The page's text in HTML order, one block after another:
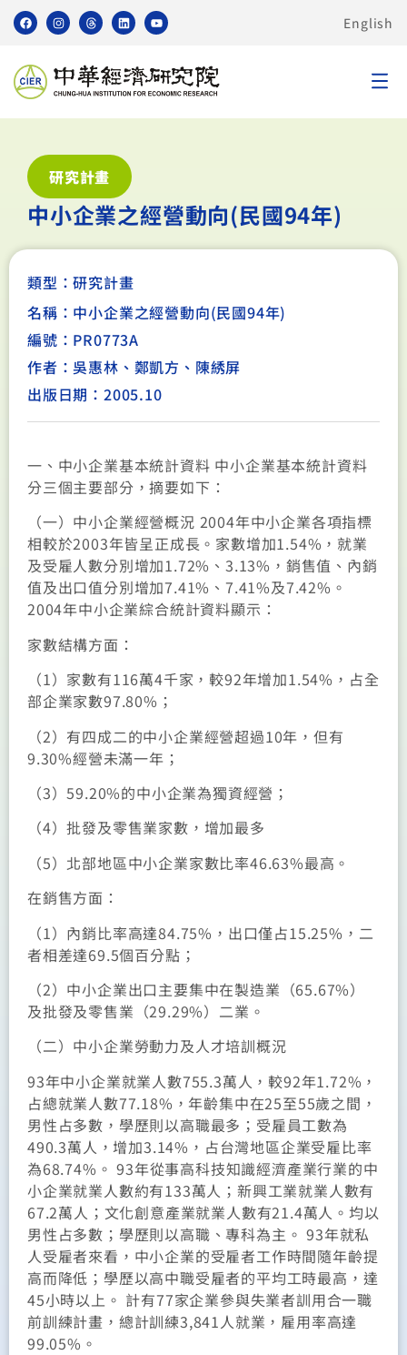
English
研究計畫
中小企業之經營動向(民國94年)
類型：研究計畫
名稱：中小企業之經營動向(民國94年)
編號：PR0773A
作者：吳惠林、鄭凱方、陳綉屏
出版日期：2005.10
一、中小企業基本統計資料 中小企業基本統計資料
分三個主要部分，摘要如下：
（一）中小企業經營概況 2004年中小企業各項指標
相較於2003年皆呈正成長。家數增加1.54%，就業
及受雇人數分別增加1.72%、3.13%，銷售值、內銷
值及出口值分別增加7.41%、7.41%及7.42%。
2004年中小企業綜合統計資料顯示：
家數結構方面：
（1）家數有116萬4千家，較92年增加1.54%，占全
部企業家數97.80%；
（2）有四成二的中小企業經營超過10年，但有
9.30%經營未滿一年；
（3）59.20%的中小企業為獨資經營；
（4）批發及零售業家數，增加最多
（5）北部地區中小企業家數比率46.63%最高。
在銷售方面：
（1）內銷比率高達84.75%，出口僅占15.25%，二
者相差達69.5個百分點；
（2）中小企業出口主要集中在製造業（65.67%）
及批發及零售業（29.29%）二業。
（二）中小企業勞動力及人才培訓概況
93年中小企業就業人數755.3萬人，較92年1.72%，
占總就業人數77.18%，年齡集中在25至55歲之間，
男性占多數，學歷則以高職最多；受雇員工數為
490.3萬人，增加3.14%，占台灣地區企業受雇比率
為68.74%。 93年從事高科技知識經濟產業行業的中
小企業就業人數約有133萬人；新興工業就業人數有
67.2萬人；文化創意產業就業人數有21.4萬人。均以
男性占多數；學歷則以高職、專科為主。 93年就私
人受雇者來看，中小企業的受雇者工作時間隨年齡提
高而降低；學歷以高中職受雇者的平均工時最高，達
45小時以上。 計有77家企業參與失業者訓用合一職
前訓練計畫，總計訓練3,841人就業，雇用率高達
99.05%。